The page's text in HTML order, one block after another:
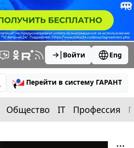
Войти Eng
Перейти в систему ГАРАНТ
Общество IT Профессия